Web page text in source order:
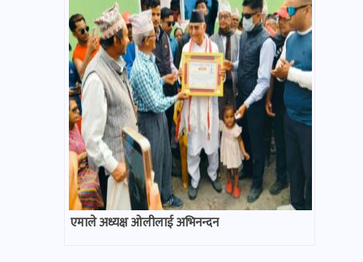
एमाले अध्यक्ष ओलीलाई अभिनन्दन